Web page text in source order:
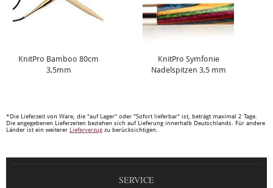
KnitPro Bamboo 80cm
3,5mm
KnitPro Symfonie
Nadelspitzen 3,5 mm
*Die Lieferzeit von Ware, die "auf Lager" oder "Sofort lieferbar" ist, beträgt maximal 2 Tage.
Die angegebenen Lieferzeiten beziehen sich auf Lieferung innerhalb Deutschlands. Für andere
Länder ist ein weiterer Lieferverzug zu berücksichtigen.
SERVICE